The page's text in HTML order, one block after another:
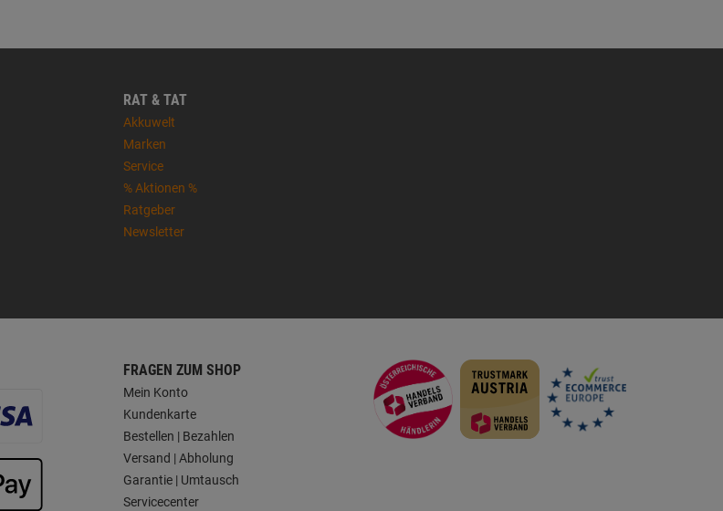
RAT & TAT
Akkuwelt
Marken
Service
% Aktionen %
Ratgeber
Newsletter
FRAGEN ZUM SHOP
Mein Konto
Kundenkarte
Bestellen | Bezahlen
Versand | Abholung
Garantie | Umtausch
Servicecenter